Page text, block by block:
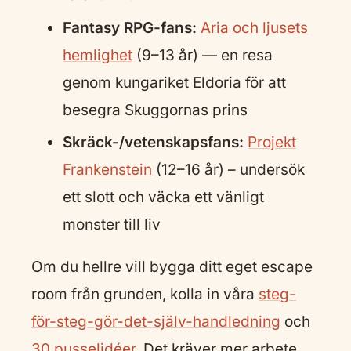
Fantasy RPG-fans: Aria och ljusets
hemlighet (9–13 år) — en resa
genom kungariket Eldoria för att
besegra Skuggornas prins
Skräck-/vetenskapsfans: Projekt
Frankenstein (12–16 år) – undersök
ett slott och väcka ett vänligt
monster till liv
Om du hellre vill bygga ditt eget escape
room från grunden, kolla in våra steg-
för-steg-gör-det-själv-handledning och